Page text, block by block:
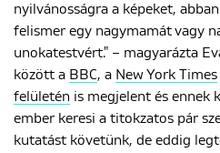
nyilvánosságra a képeket,
felismer egy nagymamát vagy
unokatestvért." – magyarázta
között a BBC, a New York Times
felületén is megjelent és ennek
ember keresi a titokzatos pár
kutatást követünk, de eddig